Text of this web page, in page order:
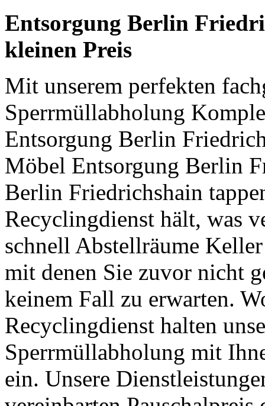
Entsorgung Berlin
kleinen Preis
Mit unserem perfekten
Sperrmüllabholung
Entsorgung Berlin
Möbel Entsorgung Berlin
Berlin Friedrichshain
Recyclingdienst hält, was
schnell Abstellräume
mit denen Sie zuvor nicht
keinem Fall zu erwarten.
Recyclingdienst halten
Sperrmüllabholung mit
ein. Unsere